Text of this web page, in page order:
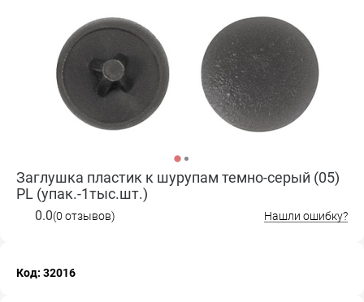
Заглушка пластик к шурупам темно-серый (05)
PL (упак.-1тыс.шт.)
0.0(0 отзывов) Нашли ошибку?
Код: 32016